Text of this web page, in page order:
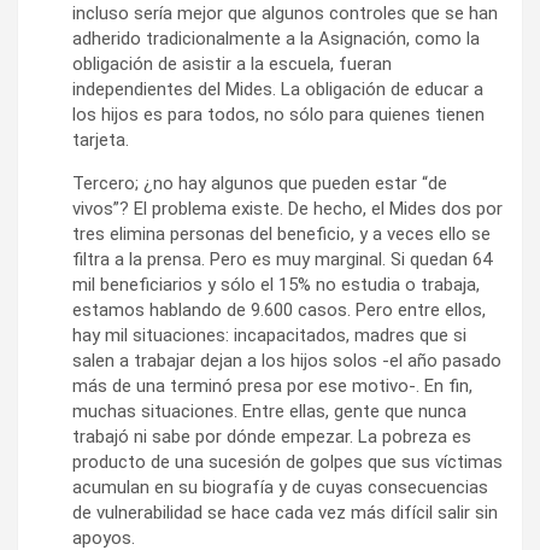
incluso sería mejor que algunos controles que se han
adherido tradicionalmente a la Asignación, como la
obligación de asistir a la escuela, fueran
independientes del Mides. La obligación de educar a
los hijos es para todos, no sólo para quienes tienen
tarjeta.
Tercero; ¿no hay algunos que pueden estar “de
vivos”? El problema existe. De hecho, el Mides dos por
tres elimina personas del beneficio, y a veces ello se
filtra a la prensa. Pero es muy marginal. Si quedan 64
mil beneficiarios y sólo el 15% no estudia o trabaja,
estamos hablando de 9.600 casos. Pero entre ellos,
hay mil situaciones: incapacitados, madres que si
salen a trabajar dejan a los hijos solos -el año pasado
más de una terminó presa por ese motivo-. En fin,
muchas situaciones. Entre ellas, gente que nunca
trabajó ni sabe por dónde empezar. La pobreza es
producto de una sucesión de golpes que sus víctimas
acumulan en su biografía y de cuyas consecuencias
de vulnerabilidad se hace cada vez más difícil salir sin
apoyos.